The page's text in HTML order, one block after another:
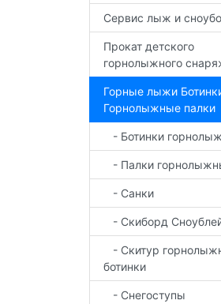
Сервис лыж и
Прокат детского
горнолыжного
Горные лыжи
Горнолыжные палки
- Ботинки
- Палки
- Санки
- Скиборд
- Скитур
ботинки
- Снегоступы